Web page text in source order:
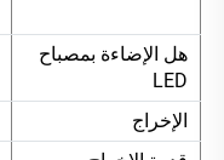
هل الإضاءة بمصباح
LED
الإخراج